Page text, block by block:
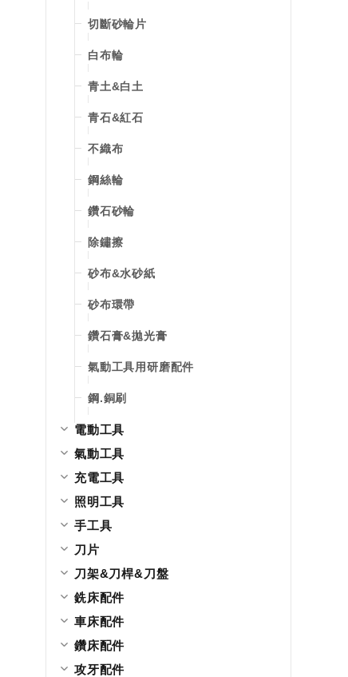
切斷砂輪片
白布輪
青土&白土
青石&紅石
不織布
鋼絲輪
鑽石砂輪
除鏽擦
砂布&水砂紙
砂布環帶
鑽石膏&拋光膏
氣動工具用研磨配件
鋼.銅刷
電動工具
氣動工具
充電工具
照明工具
手工具
刀片
刀架&刀桿&刀盤
銑床配件
車床配件
鑽床配件
攻牙配件